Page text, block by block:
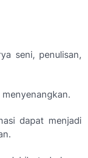
seni, penulisan,
dapat menjadi